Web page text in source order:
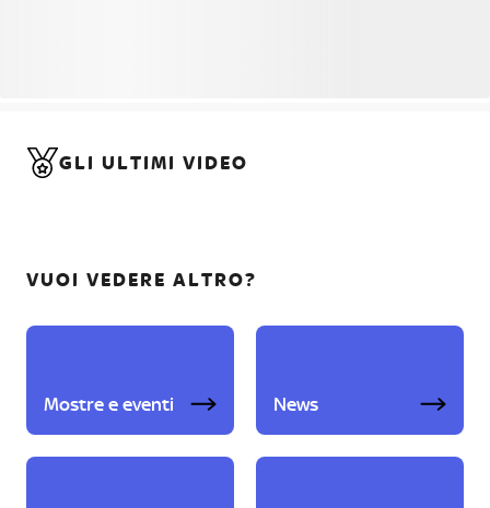
GLI ULTIMI VIDEO
VUOI VEDERE ALTRO?
Mostre e eventi News